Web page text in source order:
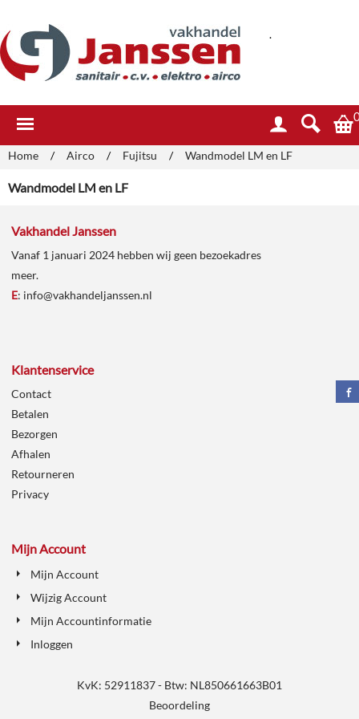
.
Home / Airco / Fujitsu / Wandmodel LM en LF
Wandmodel LM en LF
Vakhandel Janssen
Vanaf 1 januari 2024 hebben wij geen bezoekadres
meer.
E: info@vakhandeljanssen.nl
Klantenservice
Contact
Betalen
Bezorgen
Afhalen
Retourneren
Privacy
Mijn Account
Mijn Account
Wijzig Account
Mijn Accountinformatie
Inloggen
KvK: 52911837 - Btw: NL850661663B01
Beoordeling